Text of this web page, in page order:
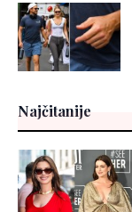
Najčitanije